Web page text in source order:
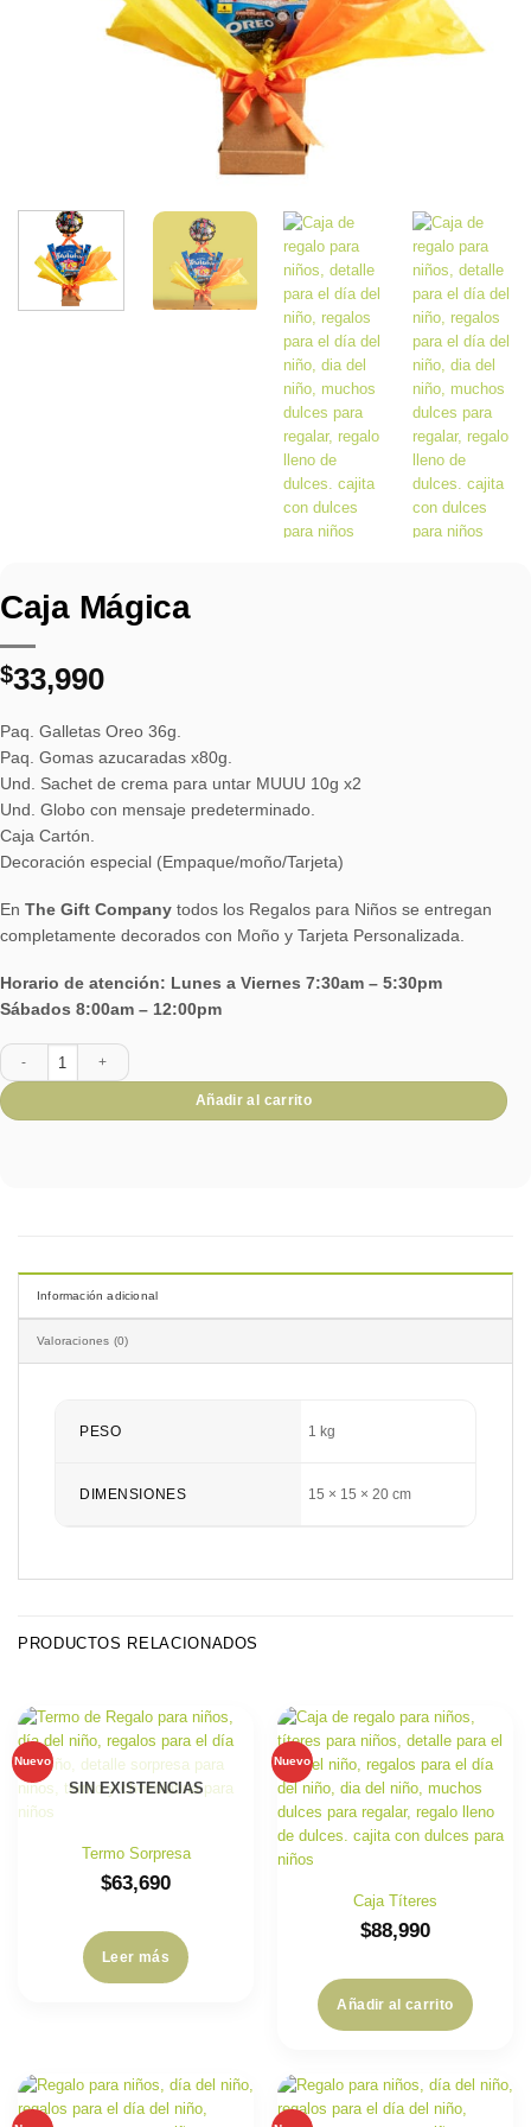
Caja Mágica
$33,990
Paq. Galletas Oreo 36g.
Paq. Gomas azucaradas x80g.
Und. Sachet de crema para untar MUUU 10g x2
Und. Globo con mensaje predeterminado.
Caja Cartón.
Decoración especial (Empaque/moño/Tarjeta)
En The Gift Company todos los Regalos para Niños se entregan
completamente decorados con Moño y Tarjeta Personalizada.
Horario de atención: Lunes a Viernes 7:30am – 5:30pm
Sábados 8:00am – 12:00pm
Caja Mágica cantidad
Añadir al carrito
Información adicional
Valoraciones (0)
PESO 1 kg
DIMENSIONES 15 × 15 × 20 cm
PRODUCTOS RELACIONADOS
Nuevo
SIN EXISTENCIAS
Termo Sorpresa
$63,690
Leer más
Nuevo
Caja Títeres
$88,990
Añadir al carrito